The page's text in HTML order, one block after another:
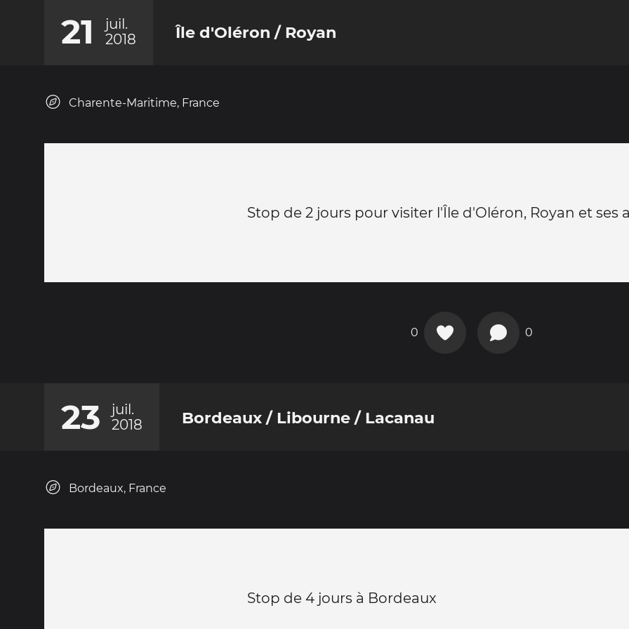
21
juil.
2018
Île d'Oléron / Royan
Charente-Maritime, France
Stop de 2 jours pour visiter l'Île d'Oléron, Royan et ses
0 0
23
juil.
2018
Bordeaux / Libourne / Lacanau
Bordeaux, France
Stop de 4 jours à Bordeaux